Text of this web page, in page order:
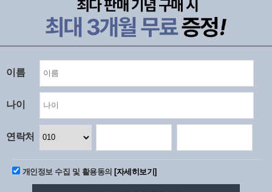
이름
나이
연락처
개인정보 수집 및 활용동의 [자세히보기]